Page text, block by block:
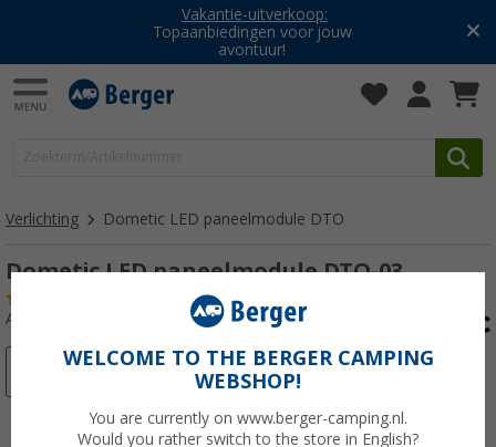
Vakantie-uitverkoop:
Topaanbiedingen voor jouw
avontuur!
Verlichting Dometic LED paneelmodule DTO
Dometic LED paneelmodule DTO-03
Artikelnr: 265310
-10%
WELCOME TO THE BERGER CAMPING
WEBSHOP!
You are currently on www.berger-camping.nl.
Would you rather switch to the store in English?